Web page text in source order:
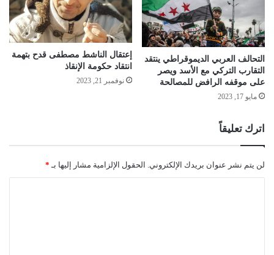
التحالف العربي الديموقراطي ينتقد
التقارب التركي مع الأسد ويصر
على موقفه الرافض للمصالحة
مايو 17, 2023
إعتقال الناشط مصطفى قدح بتهمة
انتقاد حكومة الإنقاذ
نوفمبر 21, 2023
اترك تعليقاً
لن يتم نشر عنوان بريدك الإلكتروني. الحقول الإلزامية مشار إليها بـ *